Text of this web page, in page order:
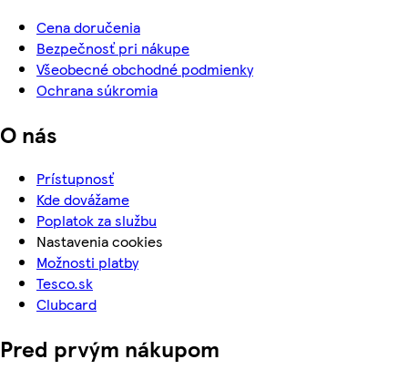
Cena doručenia
Bezpečnosť pri nákupe
Všeobecné obchodné podmienky
Ochrana súkromia
O nás
Prístupnosť
Kde dovážame
Poplatok za službu
Nastavenia cookies
Možnosti platby
Tesco.sk
Clubcard
Pred prvým nákupom